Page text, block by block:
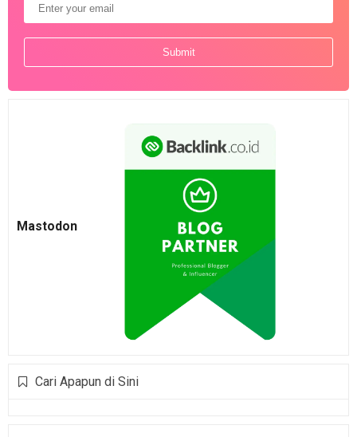
Mastodon
Cari Apapun di Sini